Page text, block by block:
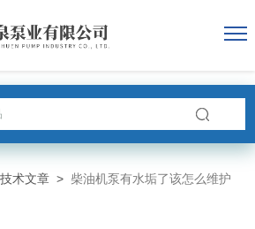
技术文章 > 柴油机泵有水垢了该怎么维护